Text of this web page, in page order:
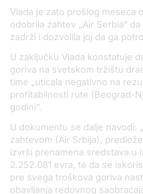
Vlada je zato prošlog meseca
odobrila zahtev „Air Serbia“
zadrži i dozvolila joj da ga
U zaključku Vlada konstatuje
goriva na svetskom tržištu
time „uticala negativno na
profitabilnosti rute (Beograd-
godini“.
U dokumentu se dalje navodi:
zahtevom (Air Srbija),
izvrši prenamena sredstava u
2.252.081 evra, te da se
pre svega troškova goriva
obavljanja redovnog